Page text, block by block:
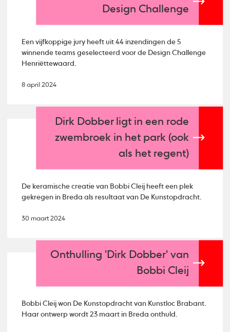
Design Challenge
Een vijfkoppige jury heeft uit 44 inzendingen de 5
winnende teams geselecteerd voor de Design Challenge
Henriëttewaard.
8 april 2024
Dirk Dobber ligt in een rode
zwembroek in het park (ook
als het regent)
De keramische creatie van Bobbi Cleij heeft een plek
gekregen in Breda als resultaat van De Kunstopdracht.
30 maart 2024
Onthulling 'Dirk Dobber' van
Bobbi Cleij
Bobbi Cleij won De Kunstopdracht van Kunstloc Brabant.
Haar ontwerp wordt 23 maart in Breda onthuld.